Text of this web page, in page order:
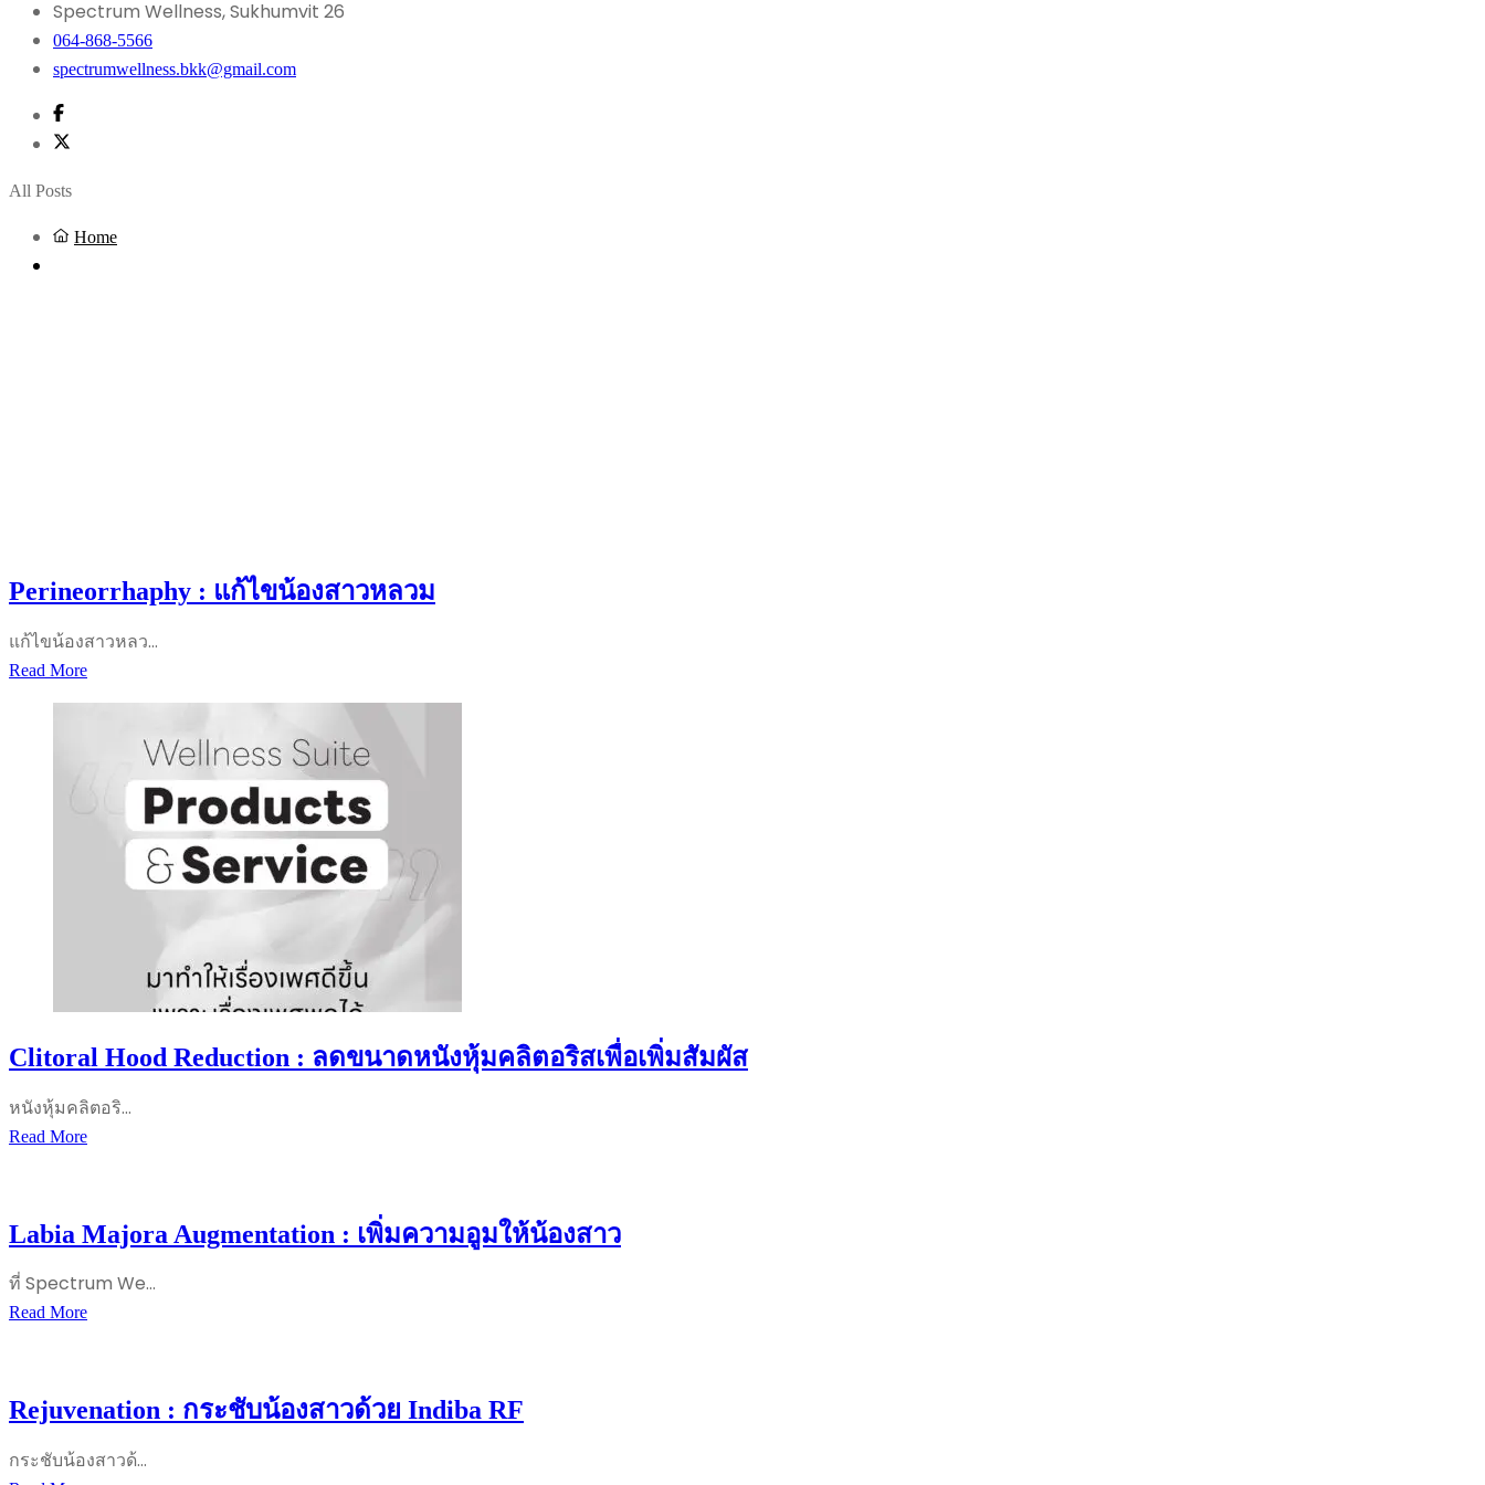
Spectrum Wellness, Sukhumvit 26
064-868-5566
spectrumwellness.bkk@gmail.com
All Posts
Home
Perineorrhaphy : แก้ไขน้องสาวหลวม
แก้ไขน้องสาวหลว…
Read MorePerineorrhaphy
Clitoral Hood Reduction : ลดขนาดหนังหุ้มคลิตอริสเพื่อเพิ่มสัมผัส
หนังหุ้มคลิตอริ…
Read MoreClitoral
:
ลด
ขนาด
หนัง
ตอ
Labia Majora Augmentation : เพิ่มความอูมให้น้องสาว
ที่ Spectrum We…
Read MoreLabia
เพิ่ม
ความ
Rejuvenation : กระชับน้องสาวด้วย Indiba RF
กระชับน้องสาวด้…